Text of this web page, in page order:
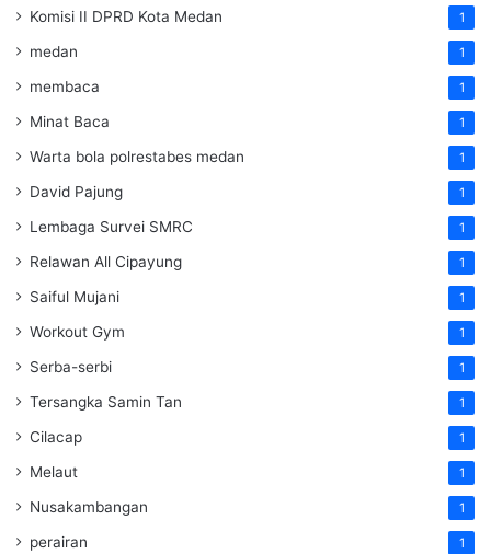
Komisi II DPRD Kota Medan 1
medan 1
membaca 1
Minat Baca 1
Warta bola polrestabes medan 1
David Pajung 1
Lembaga Survei SMRC 1
Relawan All Cipayung 1
Saiful Mujani 1
Workout Gym 1
Serba-serbi 1
Tersangka Samin Tan 1
Cilacap 1
Melaut 1
Nusakambangan 1
perairan 1